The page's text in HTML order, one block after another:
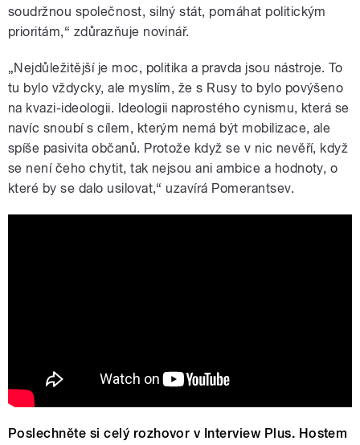
soudržnou společnost, silný stát, pomáhat politickým
prioritám,“ zdůrazňuje novinář.
„Nejdůležitější je moc, politika a pravda jsou nástroje. To
tu bylo vždycky, ale myslím, že s Rusy to bylo povýšeno
na kvazi-ideologii. Ideologii naprostého cynismu, která se
navíc snoubí s cílem, kterým nemá být mobilizace, ale
spíše pasivita občanů. Protože když se v nic nevěří, když
se není čeho chytit, tak nejsou ani ambice a hodnoty, o
které by se dalo usilovat,“ uzavírá Pomerantsev.
Poslechněte si celý rozhovor v Interview Plus. Hostem